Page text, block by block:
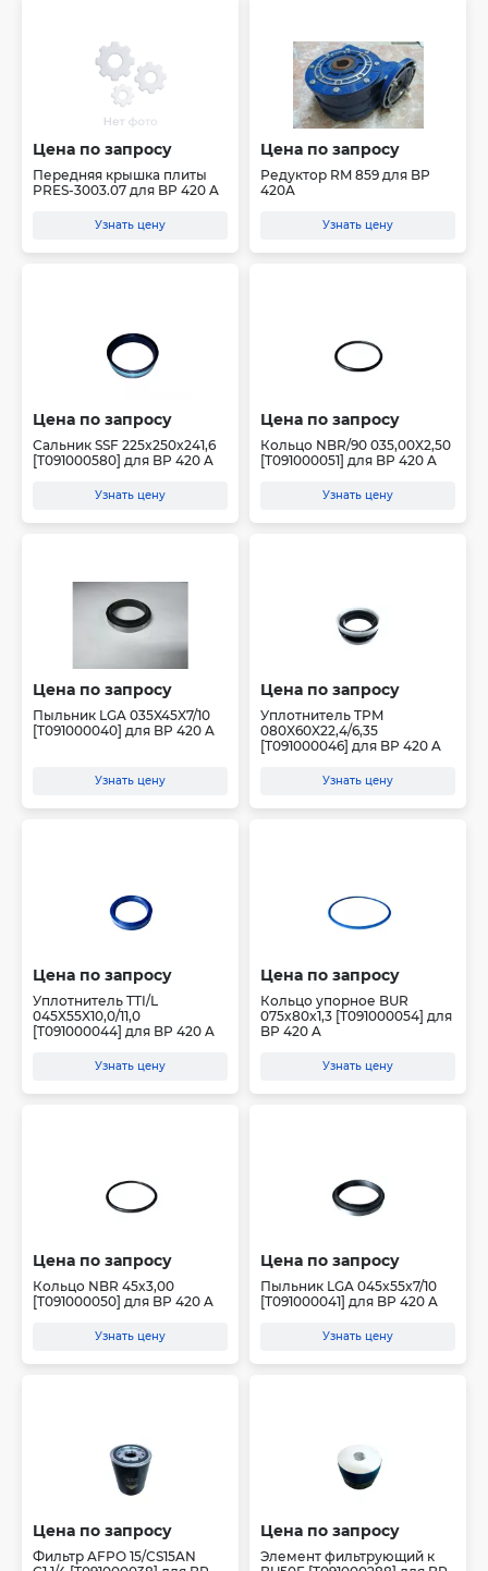
Цена по запросу
Передняя крышка плиты
PRES-3003.07 для BP 420 A
Узнать цену
Цена по запросу
Редуктор RM 859 для BP
420A
Узнать цену
Цена по запросу
Сальник SSF 225x250x241,6
[Т091000580] для BP 420 A
Узнать цену
Цена по запросу
Кольцо NBR/90 035,00X2,50
[T091000051] для BP 420 A
Узнать цену
Цена по запросу
Пыльник LGA 035X45X7/10
[T091000040] для BP 420 A
Узнать цену
Цена по запросу
Уплотнитель TPM
080X60X22,4/6,35
[T091000046] для BP 420 A
Узнать цену
Цена по запросу
Уплотнитель TTI/L
045X55X10,0/11,0
[T091000044] для BP 420 A
Узнать цену
Цена по запросу
Кольцо упорное BUR
075x80x1,3 [T091000054] для
BP 420 A
Узнать цену
Цена по запросу
Кольцо NBR 45x3,00
[T091000050] для BP 420 A
Узнать цену
Цена по запросу
Пыльник LGA 045x55x7/10
[T091000041] для BP 420 A
Узнать цену
Цена по запросу
Фильтр AFPO 15/CS15AN
Цена по запросу
Элемент фильтрующий к